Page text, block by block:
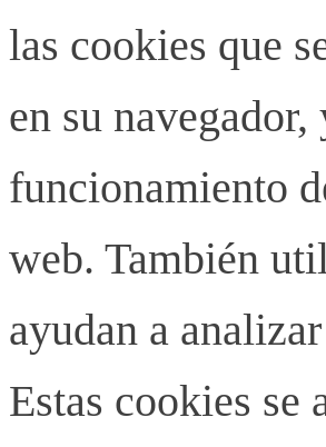
las cookies que
en su
funcionamiento
web. También
ayudan a
Estas cookies se